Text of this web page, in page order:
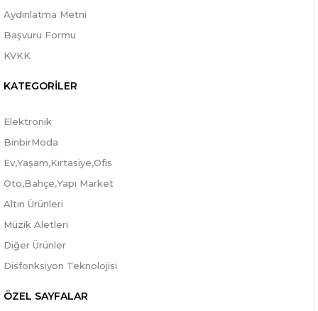
Aydınlatma Metni
Başvuru Formu
KVKK
KATEGORİLER
Elektronik
BinbirModa
Ev,Yaşam,Kırtasiye,Ofis
Oto,Bahçe,Yapı Market
Altın Ürünleri
Müzik Aletleri
Diğer Ürünler
Disfonksiyon Teknolojisi
ÖZEL SAYFALAR